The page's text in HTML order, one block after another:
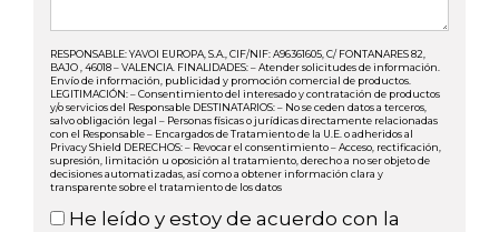
RESPONSABLE: YAVOI EUROPA, S.A., CIF/NIF: A96361605, C/ FONTANARES 82,
BAJO , 46018 – VALENCIA. FINALIDADES: – Atender solicitudes de información.
Envío de información, publicidad y promoción comercial de productos.
LEGITIMACIÓN: – Consentimiento del interesado y contratación de productos
y/o servicios del Responsable DESTINATARIOS: – No se ceden datos a terceros,
salvo obligación legal – Personas físicas o jurídicas directamente relacionadas
con el Responsable – Encargados de Tratamiento de la U.E. o adheridos al
Privacy Shield DERECHOS: – Revocar el consentimiento – Acceso, rectificación,
supresión, limitación u oposición al tratamiento, derecho a no ser objeto de
decisiones automatizadas, así como a obtener información clara y
transparente sobre el tratamiento de los datos
He leído y estoy de acuerdo con la